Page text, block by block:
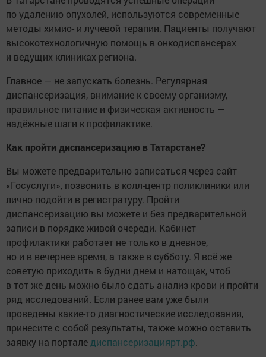
по удалению опухолей, используются современные
методы химио- и лучевой терапии. Пациенты получают
высокотехнологичную помощь в онкодиспансерах
и ведущих клиниках региона.
Главное — не запускать болезнь. Регулярная
диспансеризация, внимание к своему организму,
правильное питание и физическая активность —
надёжные шаги к профилактике.
Как пройти диспансеризацию в Татарстане?
Вы можете предварительно записаться через сайт
«Госуслуги», позвонить в колл-центр поликлиники или
лично подойти в регистратуру. Пройти
диспансеризацию вы можете и без предварительной
записи в порядке живой очереди. Кабинет
профилактики работает не только в дневное,
но и в вечернее время, а также в субботу. Я всё же
советую приходить в будни днем и натощак, чтоб
в тот же день можно было сдать анализ крови и пройти
ряд исследований. Если ранее вам уже были
проведены какие-то диагностические исследования,
принесите с собой результаты, также можно оставить
заявку на портале диспансеризациярт.рф.